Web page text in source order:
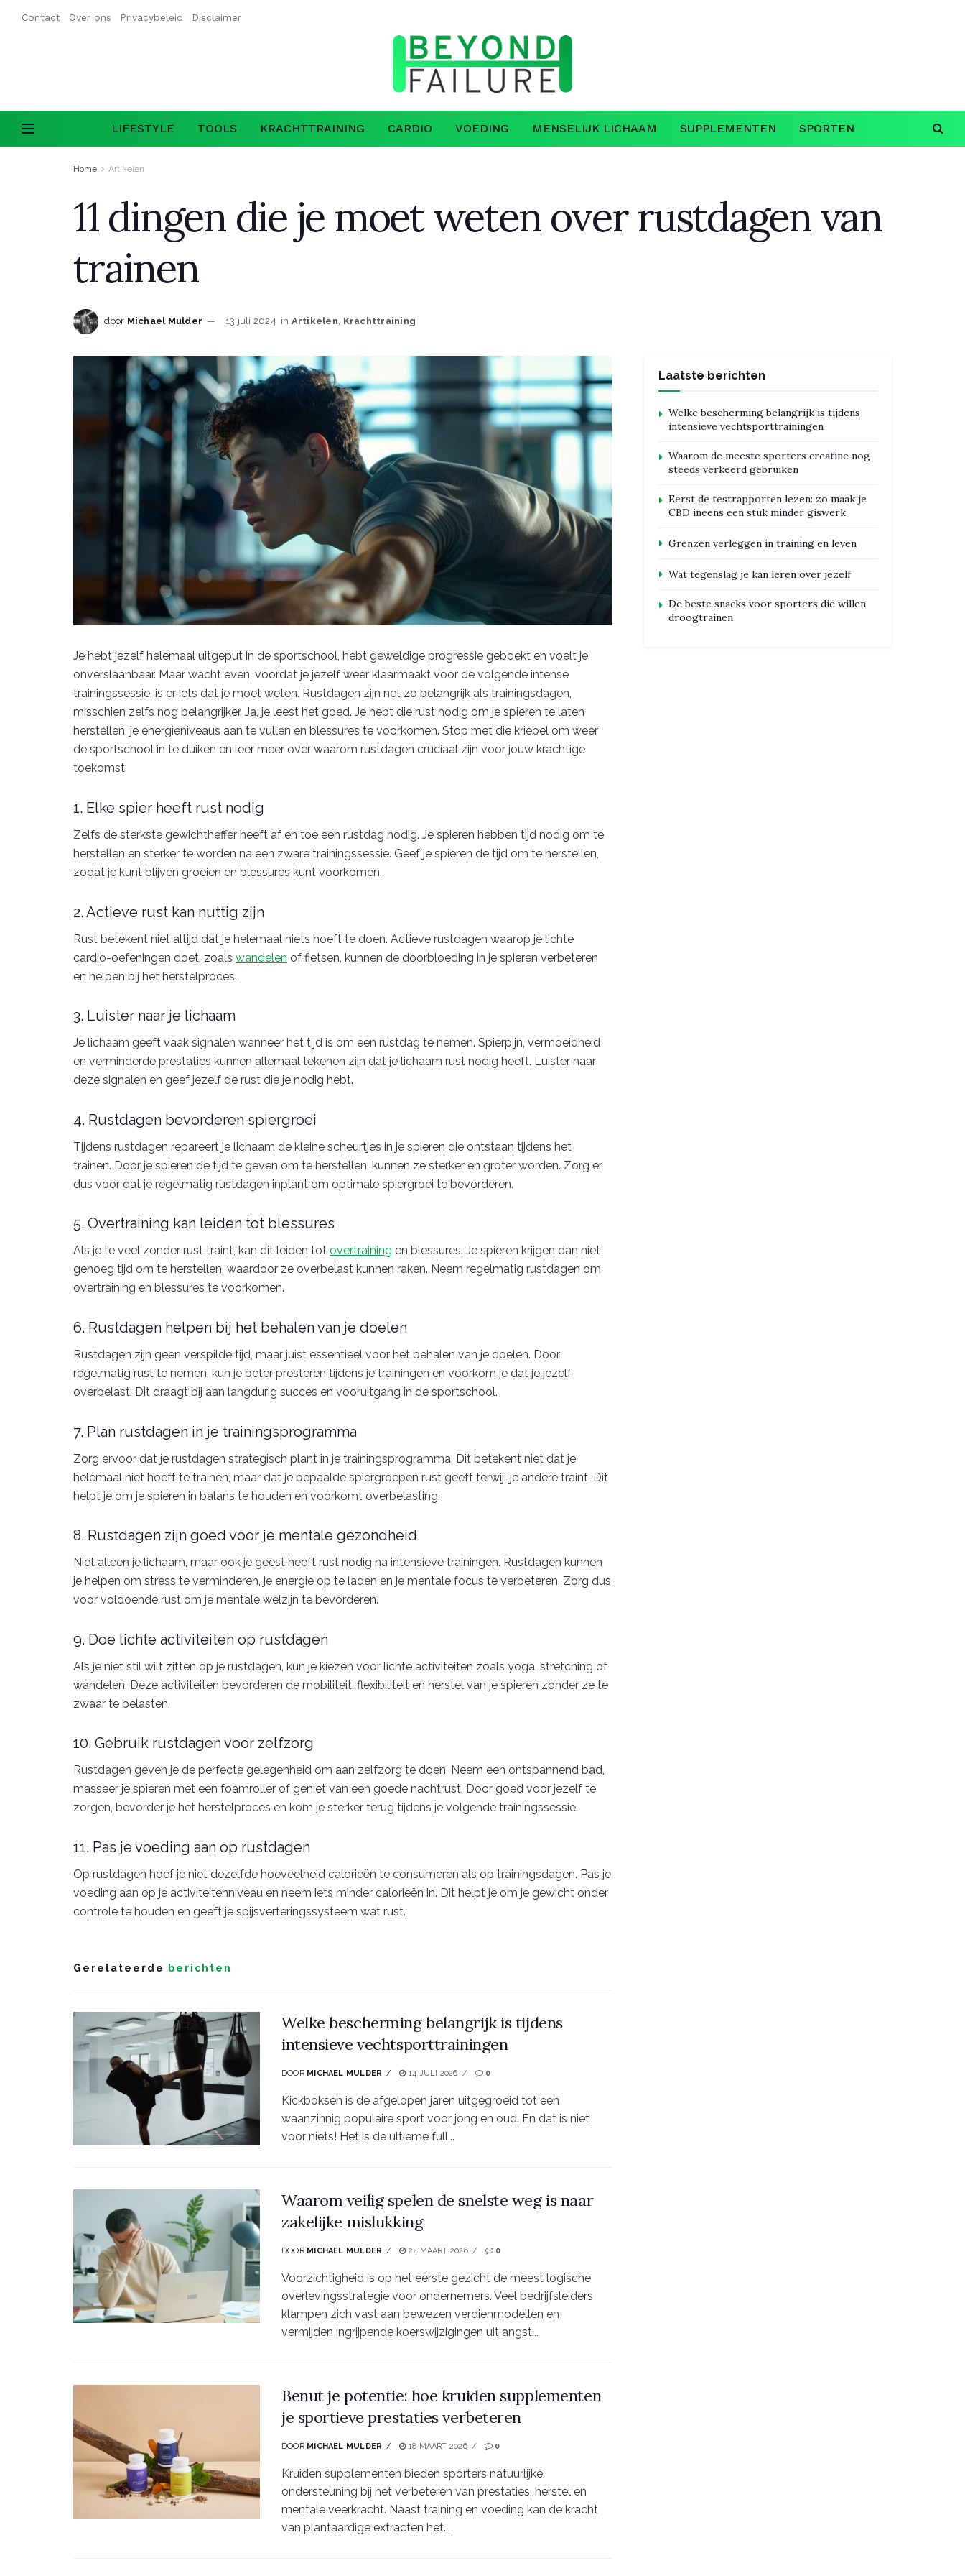
Contact Over ons Privacybeleid Disclaimer
LIFESTYLE TOOLS KRACHTTRAINING CARDIO VOEDING MENSELIJK LICHAAM SUPPLEMENTEN SPORTEN
Home Artikelen
11 dingen die je moet weten over rustdagen van
trainen
door Michael Mulder 13 juli 2024 in Artikelen, Krachttraining
Je hebt jezelf helemaal uitgeput in de sportschool, hebt geweldige progressie geboekt en voelt je
onverslaanbaar. Maar wacht even, voordat je jezelf weer klaarmaakt voor de volgende intense
trainingssessie, is er iets dat je moet weten. Rustdagen zijn net zo belangrijk als trainingsdagen,
misschien zelfs nog belangrijker. Ja, je leest het goed. Je hebt die rust nodig om je spieren te laten
herstellen, je energieniveaus aan te vullen en blessures te voorkomen. Stop met die kriebel om weer
de sportschool in te duiken en leer meer over waarom rustdagen cruciaal zijn voor jouw krachtige
toekomst.
1. Elke spier heeft rust nodig
Zelfs de sterkste gewichtheffer heeft af en toe een rustdag nodig. Je spieren hebben tijd nodig om te
herstellen en sterker te worden na een zware trainingssessie. Geef je spieren de tijd om te herstellen,
zodat je kunt blijven groeien en blessures kunt voorkomen.
2. Actieve rust kan nuttig zijn
Rust betekent niet altijd dat je helemaal niets hoeft te doen. Actieve rustdagen waarop je lichte
cardio-oefeningen doet, zoals wandelen of fietsen, kunnen de doorbloeding in je spieren verbeteren
en helpen bij het herstelproces.
3. Luister naar je lichaam
Je lichaam geeft vaak signalen wanneer het tijd is om een rustdag te nemen. Spierpijn, vermoeidheid
en verminderde prestaties kunnen allemaal tekenen zijn dat je lichaam rust nodig heeft. Luister naar
deze signalen en geef jezelf de rust die je nodig hebt.
4. Rustdagen bevorderen spiergroei
Tijdens rustdagen repareert je lichaam de kleine scheurtjes in je spieren die ontstaan tijdens het
trainen. Door je spieren de tijd te geven om te herstellen, kunnen ze sterker en groter worden. Zorg er
dus voor dat je regelmatig rustdagen inplant om optimale spiergroei te bevorderen.
5. Overtraining kan leiden tot blessures
Als je te veel zonder rust traint, kan dit leiden tot overtraining en blessures. Je spieren krijgen dan niet
genoeg tijd om te herstellen, waardoor ze overbelast kunnen raken. Neem regelmatig rustdagen om
overtraining en blessures te voorkomen.
6. Rustdagen helpen bij het behalen van je doelen
Rustdagen zijn geen verspilde tijd, maar juist essentieel voor het behalen van je doelen. Door
regelmatig rust te nemen, kun je beter presteren tijdens je trainingen en voorkom je dat je jezelf
overbelast. Dit draagt bij aan langdurig succes en vooruitgang in de sportschool.
7. Plan rustdagen in je trainingsprogramma
Zorg ervoor dat je rustdagen strategisch plant in je trainingsprogramma. Dit betekent niet dat je
helemaal niet hoeft te trainen, maar dat je bepaalde spiergroepen rust geeft terwijl je andere traint. Dit
helpt je om je spieren in balans te houden en voorkomt overbelasting.
8. Rustdagen zijn goed voor je mentale gezondheid
Niet alleen je lichaam, maar ook je geest heeft rust nodig na intensieve trainingen. Rustdagen kunnen
je helpen om stress te verminderen, je energie op te laden en je mentale focus te verbeteren. Zorg dus
voor voldoende rust om je mentale welzijn te bevorderen.
9. Doe lichte activiteiten op rustdagen
Als je niet stil wilt zitten op je rustdagen, kun je kiezen voor lichte activiteiten zoals yoga, stretching of
wandelen. Deze activiteiten bevorderen de mobiliteit, flexibiliteit en herstel van je spieren zonder ze te
zwaar te belasten.
10. Gebruik rustdagen voor zelfzorg
Rustdagen geven je de perfecte gelegenheid om aan zelfzorg te doen. Neem een ontspannend bad,
masseer je spieren met een foamroller of geniet van een goede nachtrust. Door goed voor jezelf te
zorgen, bevorder je het herstelproces en kom je sterker terug tijdens je volgende trainingssessie.
11. Pas je voeding aan op rustdagen
Op rustdagen hoef je niet dezelfde hoeveelheid calorieën te consumeren als op trainingsdagen. Pas je
voeding aan op je activiteitenniveau en neem iets minder calorieën in. Dit helpt je om je gewicht onder
controle te houden en geeft je spijsverteringssysteem wat rust.
Gerelateerde berichten
Welke bescherming belangrijk is tijdens
intensieve vechtsporttrainingen
DOOR MICHAEL MULDER 14 JULI 2026 0
Kickboksen is de afgelopen jaren uitgegroeid tot een
waanzinnig populaire sport voor jong en oud. En dat is niet
voor niets! Het is de ultieme full...
Waarom veilig spelen de snelste weg is naar
zakelijke mislukking
DOOR MICHAEL MULDER 24 MAART 2026 0
Voorzichtigheid is op het eerste gezicht de meest logische
overlevingsstrategie voor ondernemers. Veel bedrijfsleiders
klampen zich vast aan bewezen verdienmodellen en
vermijden ingrijpende koerswijzigingen uit angst...
Benut je potentie: hoe kruiden supplementen
je sportieve prestaties verbeteren
DOOR MICHAEL MULDER 18 MAART 2026 0
Kruiden supplementen bieden sporters natuurlijke
ondersteuning bij het verbeteren van prestaties, herstel en
mentale veerkracht. Naast training en voeding kan de kracht
van plantaardige extracten het...
Laatste berichten
Welke bescherming belangrijk is tijdens
intensieve vechtsporttrainingen
Waarom de meeste sporters creatine nog
steeds verkeerd gebruiken
Eerst de testrapporten lezen: zo maak je
CBD ineens een stuk minder giswerk
Grenzen verleggen in training en leven
Wat tegenslag je kan leren over jezelf
De beste snacks voor sporters die willen
droogtrainen